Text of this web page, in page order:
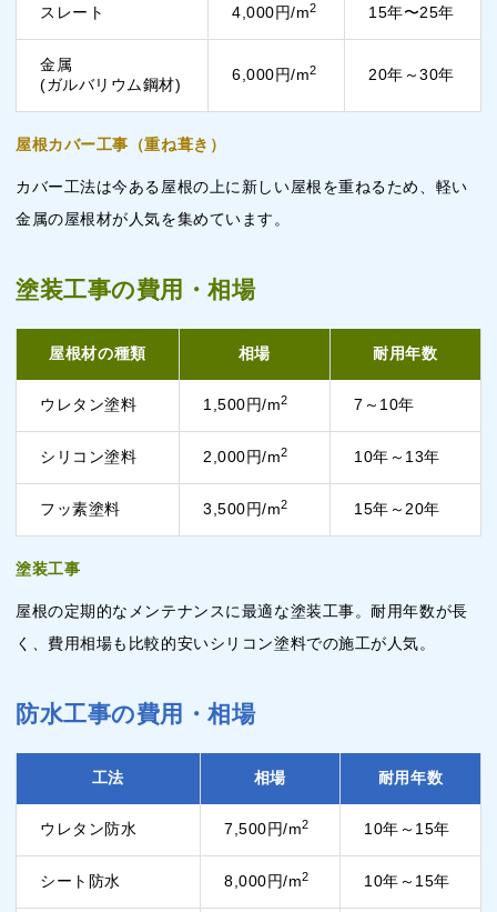
スレート 4,000円/m2 15年〜25年
金属
(ガルバリウム鋼材)
6,000円/m2 20年～30年
屋根カバー工事（重ね葺き）
カバー工法は今ある屋根の上に新しい屋根を重ねるため、軽い
金属の屋根材が人気を集めています。
塗装工事の費用・相場
屋根材の種類 相場 耐用年数
ウレタン塗料 1,500円/m2 7～10年
シリコン塗料 2,000円/m2 10年～13年
フッ素塗料 3,500円/m2 15年～20年
塗装工事
屋根の定期的なメンテナンスに最適な塗装工事。耐用年数が長
く、費用相場も比較的安いシリコン塗料での施工が人気。
防水工事の費用・相場
工法 相場 耐用年数
ウレタン防水 7,500円/m2 10年～15年
シート防水 8,000円/m2 10年～15年